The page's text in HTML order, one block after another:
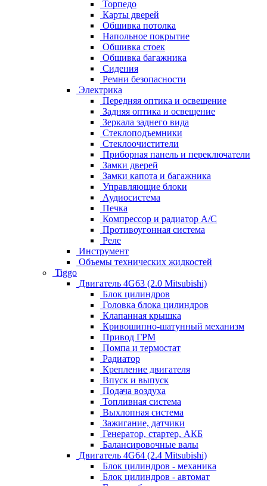
Торпедо
Карты дверей
Обшивка потолка
Напольное покрытие
Обшивка стоек
Обшивка багажника
Сидения
Ремни безопасности
Электрика
Передняя оптика и освещение
Задняя оптика и освещение
Зеркала заднего вида
Стеклоподъемники
Стеклоочистители
Приборная панель и переключатели
Замки дверей
Замки капота и багажника
Управляющие блоки
Аудиосистема
Печка
Компрессор и радиатор А/C
Противоугонная система
Реле
Инструмент
Объемы технических жидкостей
Tiggo
Двигатель 4G63 (2.0 Mitsubishi)
Блок цилиндров
Головка блока цилиндров
Клапанная крышка
Кривошипно-шатунный механизм
Привод ГРМ
Помпа и термостат
Радиатор
Крепление двигателя
Впуск и выпуск
Подача воздуха
Топливная система
Выхлопная система
Зажигание, датчики
Генератор, стартер, АКБ
Балансировочные валы
Двигатель 4G64 (2.4 Mitsubishi)
Блок цилиндров - механика
Блок цилиндров - автомат